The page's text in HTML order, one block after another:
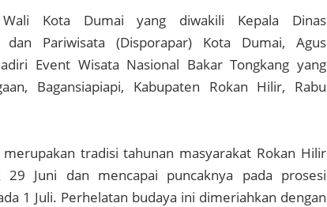
Kota Dumai yang diwakili Kepala Dinas
dan Pariwisata (Disporapar) Kota Dumai, Agus
Event Wisata Nasional Bakar Tongkang yang
Bagansiapiapi, Kabupaten Rokan Hilir, Rabu
merupakan tradisi tahunan masyarakat Rokan Hilir
29 Juni dan mencapai puncaknya pada prosesi
1 Juli. Perhelatan budaya ini dimeriahkan dengan